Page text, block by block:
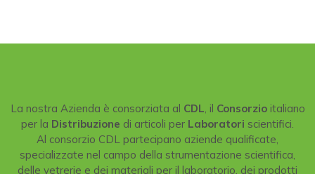
La nostra Azienda è consorziata al CDL , il Consorzioitaliano
per la Distribuzione di articoli per Laboratori scientifici.
Al consorzio CDL partecipano aziende qualificate,
specializzate nel campo della strumentazione scientifica,
delle vetrerie e dei materiali per il laboratorio, dei prodotti